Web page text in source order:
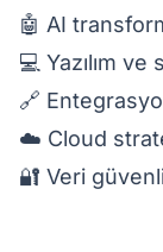
🤖 AI
💻 Yazılım
🔗
☁️ Cloud
🔐 Veri